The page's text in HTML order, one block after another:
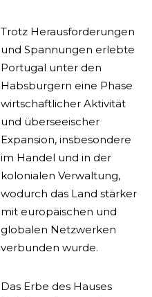
Trotz Herausforderungen
und Spannungen erlebte
Portugal unter den
Habsburgern eine Phase
wirtschaftlicher Aktivität
und überseeischer
Expansion, insbesondere
im Handel und in der
kolonialen Verwaltung,
wodurch das Land stärker
mit europäischen und
globalen Netzwerken
verbunden wurde.
Das Erbe des Hauses